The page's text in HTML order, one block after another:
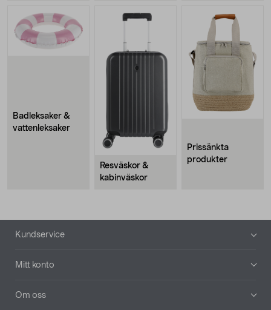
Badleksaker &
vattenleksaker
Resväskor &
kabinväskor
Prissänkta
produkter
Sidfot
Kundservice
Mitt konto
Om oss